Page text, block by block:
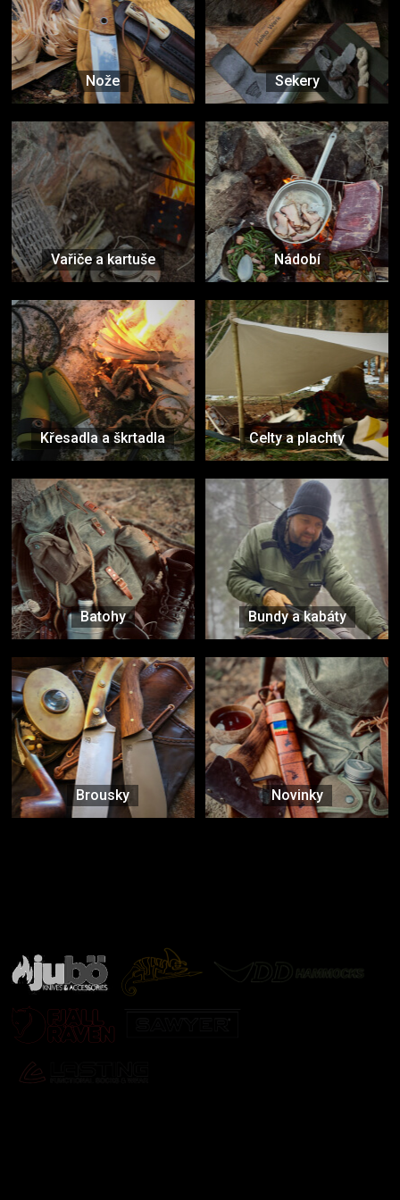
Nože Sekery
Vařiče a kartuše Nádobí
Křesadla a škrtadla Celty a plachty
Batohy Bundy a kabáty
Brousky Novinky